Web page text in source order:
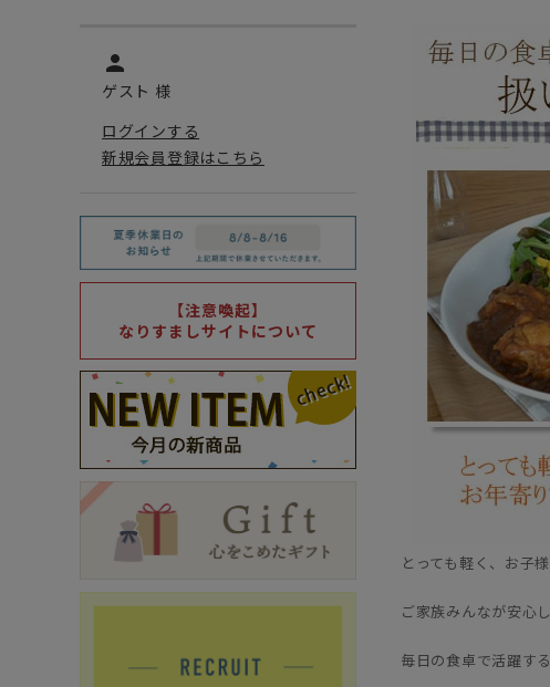
person
ゲスト 様
ログインする
新規会員登録はこちら
【注意喚起】
なりすましサイトについて
とっても軽く、お子
ご家族みんなが安心
毎日の食卓で活躍す